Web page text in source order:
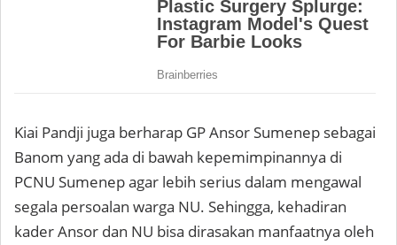
Kiai Pandji juga berharap GP Ansor Sumenep sebagai
Banom yang ada di bawah kepemimpinannya di
PCNU Sumenep agar lebih serius dalam mengawal
segala persoalan warga NU. Sehingga, kehadiran
kader Ansor dan NU bisa dirasakan manfaatnya oleh